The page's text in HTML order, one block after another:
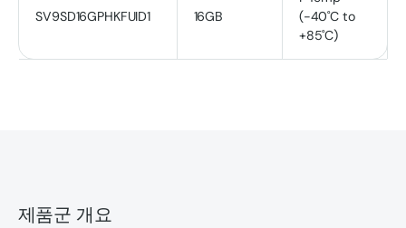
SV9SD16GPHKFUID1 16GB
(-40˚C to
+85˚C)
제품군 개요